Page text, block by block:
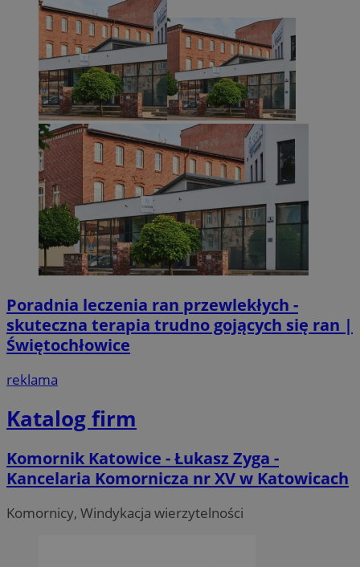
Poradnia leczenia ran przewlekłych -
skuteczna terapia trudno gojących się ran |
Świętochłowice
reklama
Katalog firm
Komornik Katowice - Łukasz Zyga -
Kancelaria Komornicza nr XV w Katowicach
Komornicy, Windykacja wierzytelności